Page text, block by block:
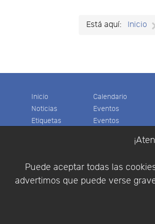
Puede aceptar todas las
advertimos que puede verse
Está aquí: Inicio
Inicio
Noticias
Etiquetas
Cesta
Calendario
Eventos
Eventos
Colaboradores
Descargas
Videos